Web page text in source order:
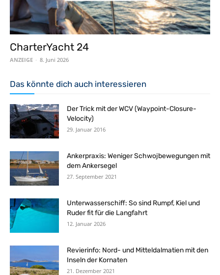
CharterYacht 24
ANZEIGE - 8. Juni 2026
Das könnte dich auch interessieren
Der Trick mit der WCV (Waypoint-Closure-
Velocity)
29. Januar 2016
Ankerpraxis: Weniger Schwojbewegungen mit
dem Ankersegel
27. September 2021
Unterwasserschiff: So sind Rumpf, Kiel und
Ruder fit für die Langfahrt
12. Januar 2026
Revierinfo: Nord- und Mitteldalmatien mit den
Inseln der Kornaten
21. Dezember 2021